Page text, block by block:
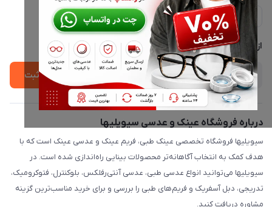
لیست محصولات
درباره ما
حریم خصوصی
پشتیبانی واتساپ 09397003162
از جدید‌ترین تخفیف‌ها با‌ خبر شوید
ثبت
درباره فروشگاه عینک و عدسی سیویلیها
سیویلیها فروشگاه تخصصی عینک طبی، فریم عینک و عدسی عینک است که با
هدف کمک به انتخاب آگاهانه‌تر محصولات بینایی راه‌اندازی شده است. در
سیویلیها می‌توانید انواع عدسی طبی، عدسی آنتی‌رفلکس، بلوکنترل، فتوکرومیک،
تدریجی، دبل آسفریک و فریم‌های طبی را بررسی و برای خرید مناسب‌ترین گزینه
مشاوره دریافت کنید.